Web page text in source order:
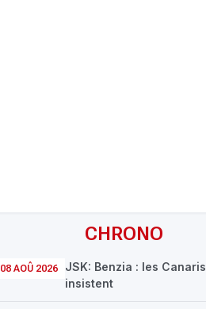
CHRONO
08 AOÛ 2026
JSK: Benzia : les Canaris
insistent